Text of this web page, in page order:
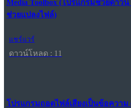
Media Toolbox (โปรแกรมช่วยดาว
ช่วยแปลงไฟล์)
แชร์แวร์
ดาวน์โหลด : 11
โปรแกรมถอดไฟล์เสียงเป็นข้อควา